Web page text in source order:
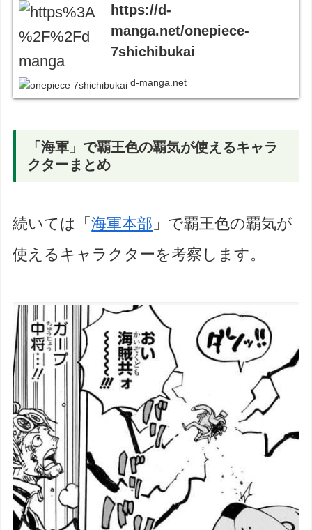
https://d-
manga.net/onepiece-
7shichibukai
d-manga.net
「海軍」で覇王色の覇気が使えるキャラ
クターまとめ
続いては「海軍本部 」で覇王色の覇気が
使えるキャラクターを考察します。